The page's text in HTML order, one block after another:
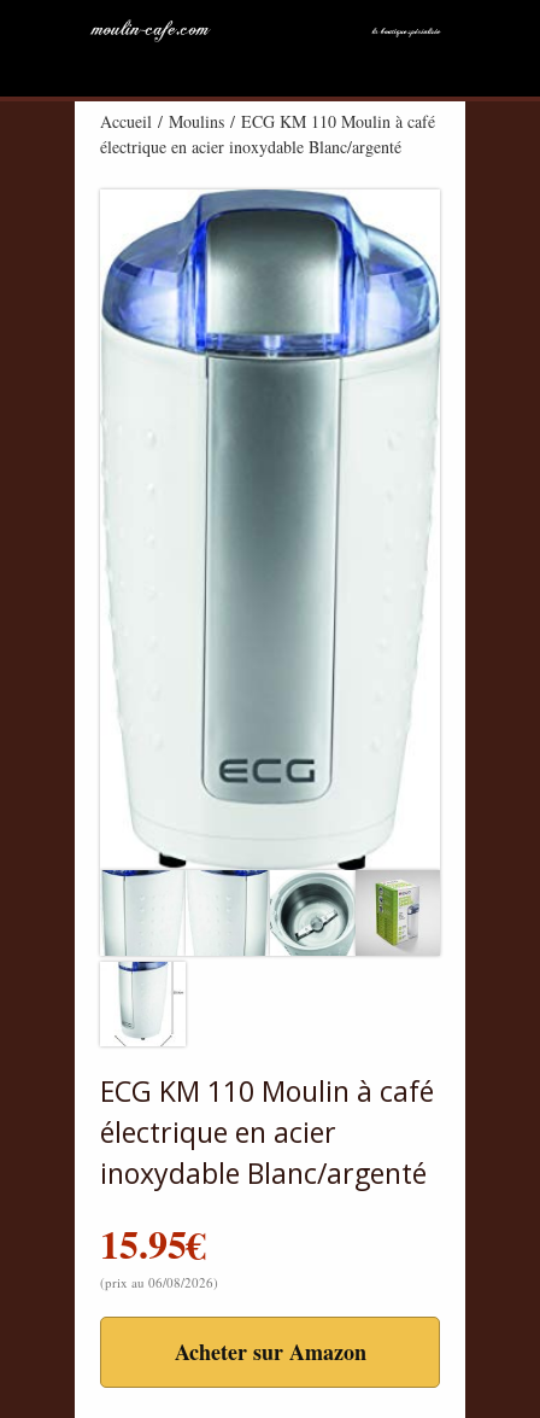
Accueil / Moulins / ECG KM 110 Moulin à café
électrique en acier inoxydable Blanc/argenté
ECG KM 110 Moulin à café
électrique en acier
inoxydable Blanc/argenté
15.95€
(prix au 06/08/2026)
Acheter sur Amazon